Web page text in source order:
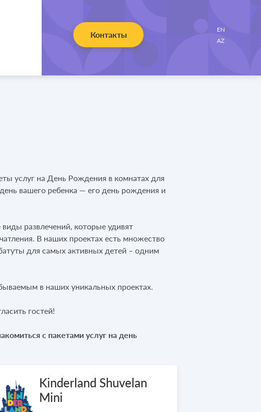
Контакты
EN
AZ
услуг на День Рождения в комнатах для
вашего ребенка — его день рождения и
развлечений, которые удивят
В наших проектах есть множество
для самых активных детей – одним
в наших уникальных проектах.
гостей!
с пакетами услуг на день
Kinderland Shuvelan
Mini